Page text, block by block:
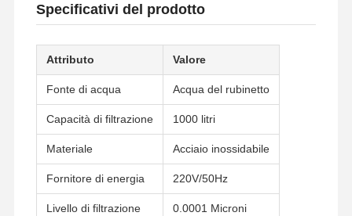
Specificativi del prodotto
Attributo Valore
Fonte di acqua Acqua del rubinetto
Capacità di filtrazione 1000 litri
Materiale Acciaio inossidabile
Fornitore di energia 220V/50Hz
Livello di filtrazione 0.0001 Microni